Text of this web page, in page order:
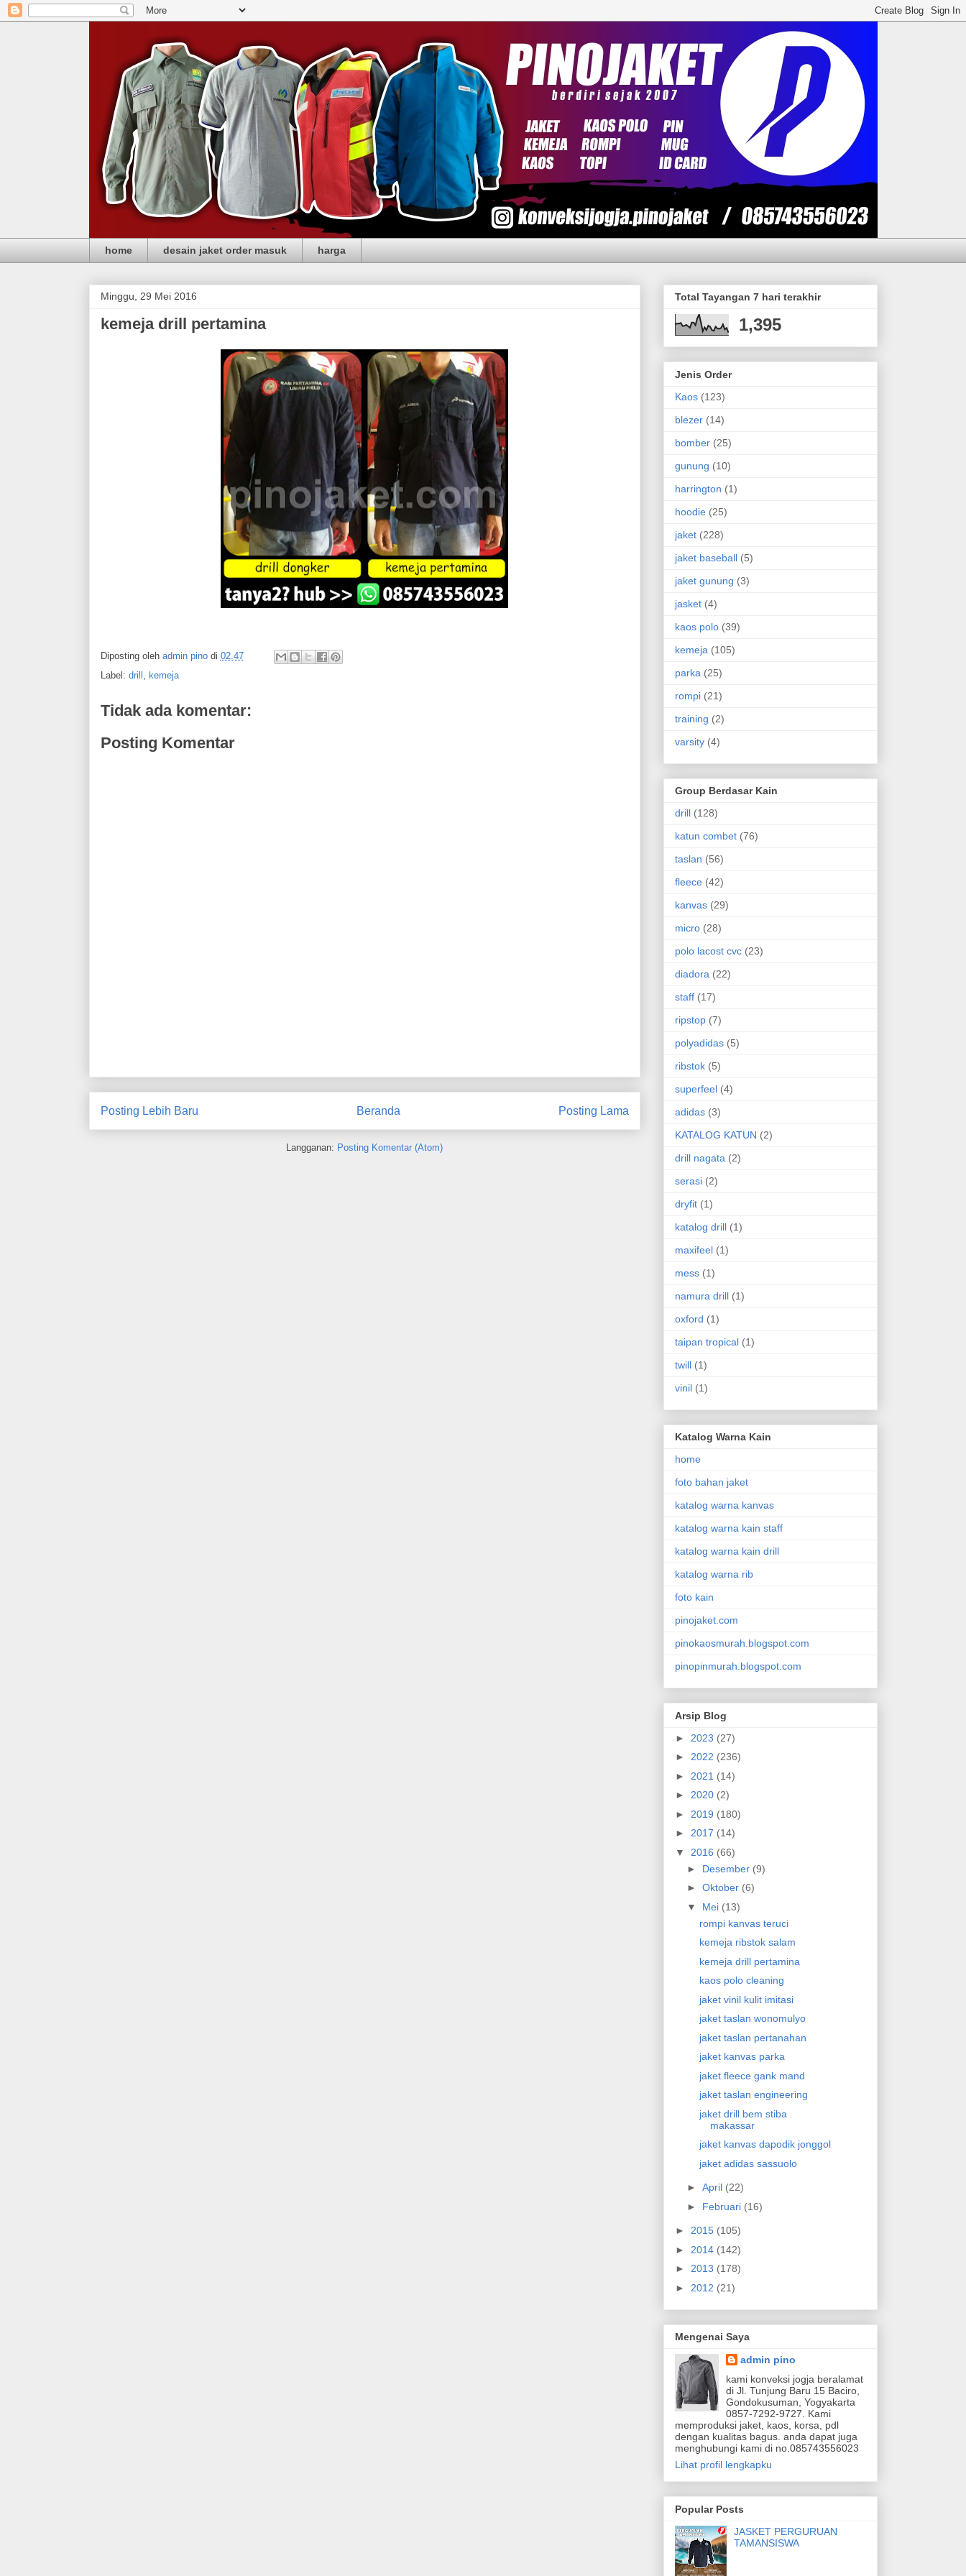
home desain jaket order masuk harga
Minggu, 29 Mei 2016
kemeja drill pertamina
Diposting oleh admin pino di 02.47
Label: drill kemeja
Tidak ada komentar:
Posting Komentar
Posting Lebih Baru Posting Lama
Beranda
Langganan: Posting Komentar (Atom)
Total Tayangan 7 hari terakhir
1,395
Jenis Order
Kaos (123)
blezer (14)
bomber (25)
gunung (10)
harrington (1)
hoodie (25)
jaket (228)
jaket baseball (5)
jaket gunung (3)
jasket (4)
kaos polo (39)
kemeja (105)
parka (25)
rompi (21)
training (2)
varsity (4)
Group Berdasar Kain
drill (128)
katun combet (76)
taslan (56)
fleece (42)
kanvas (29)
micro (28)
polo lacost cvc (23)
diadora (22)
staff (17)
ripstop (7)
polyadidas (5)
ribstok (5)
superfeel (4)
adidas (3)
KATALOG KATUN (2)
drill nagata (2)
serasi (2)
dryfit (1)
katalog drill (1)
maxifeel (1)
mess (1)
namura drill (1)
oxford (1)
taipan tropical (1)
twill (1)
vinil (1)
Katalog Warna Kain
home
foto bahan jaket
katalog warna kanvas
katalog warna kain staff
katalog warna kain drill
katalog warna rib
foto kain
pinojaket.com
pinokaosmurah.blogspot.com
pinopinmurah.blogspot.com
Arsip Blog
► 2023 (27)
► 2022 (236)
► 2021 (14)
► 2020 (2)
► 2019 (180)
► 2017 (14)
▼ 2016 (66)
► Desember (9)
►Oktober (6)
▼ Mei (13)
rompi kanvas teruci
kemeja ribstok salam
kemeja drill pertamina
kaos polo cleaning
jaket vinil kulit imitasi
jaket taslan wonomulyo
jaket taslan pertanahan
jaket kanvas parka
jaket fleece gank mand
jaket taslan engineering
jaket drill bem stiba
makassar
jaket kanvas dapodik jonggol
jaket adidas sassuolo
►April (22)
► Februari (16)
► 2015 (105)
► 2014 (142)
► 2013 (178)
► 2012 (21)
Mengenai Saya
admin pino
kami konveksi jogja beralamat
di Jl. Tunjung Baru 15 Baciro,
Gondokusuman, Yogyakarta
0857-7292-9727. Kami
memproduksi jaket, kaos, korsa, pdl
dengan kualitas bagus. anda dapat juga
menghubungi kami di no.085743556023
Lihat profil lengkapku
Popular Posts
JASKET PERGURUAN
TAMANSISWA